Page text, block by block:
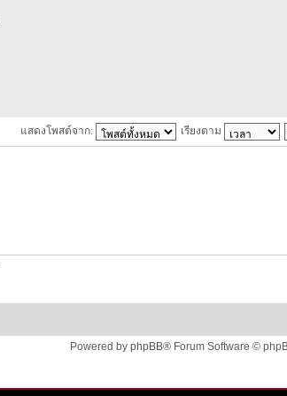
แสดงโพสต์จาก: เรียงตาม
Powered by phpBB® Forum Software ©